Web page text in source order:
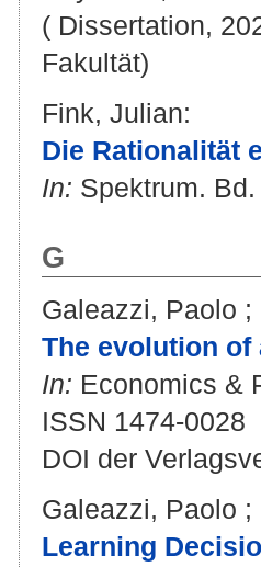
( Dissertation,
Fakultät)
Fink, Julian:
Die Rationalität
In: Spektrum.
G
Galeazzi, Paolo ;
The evolution
In: Economics &
ISSN 1474-0028
DOI der
Galeazzi, Paolo ;
Learning